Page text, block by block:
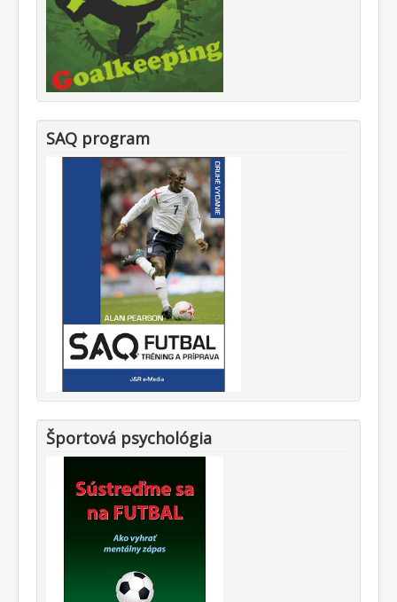
SAQ program
Športová psychológia